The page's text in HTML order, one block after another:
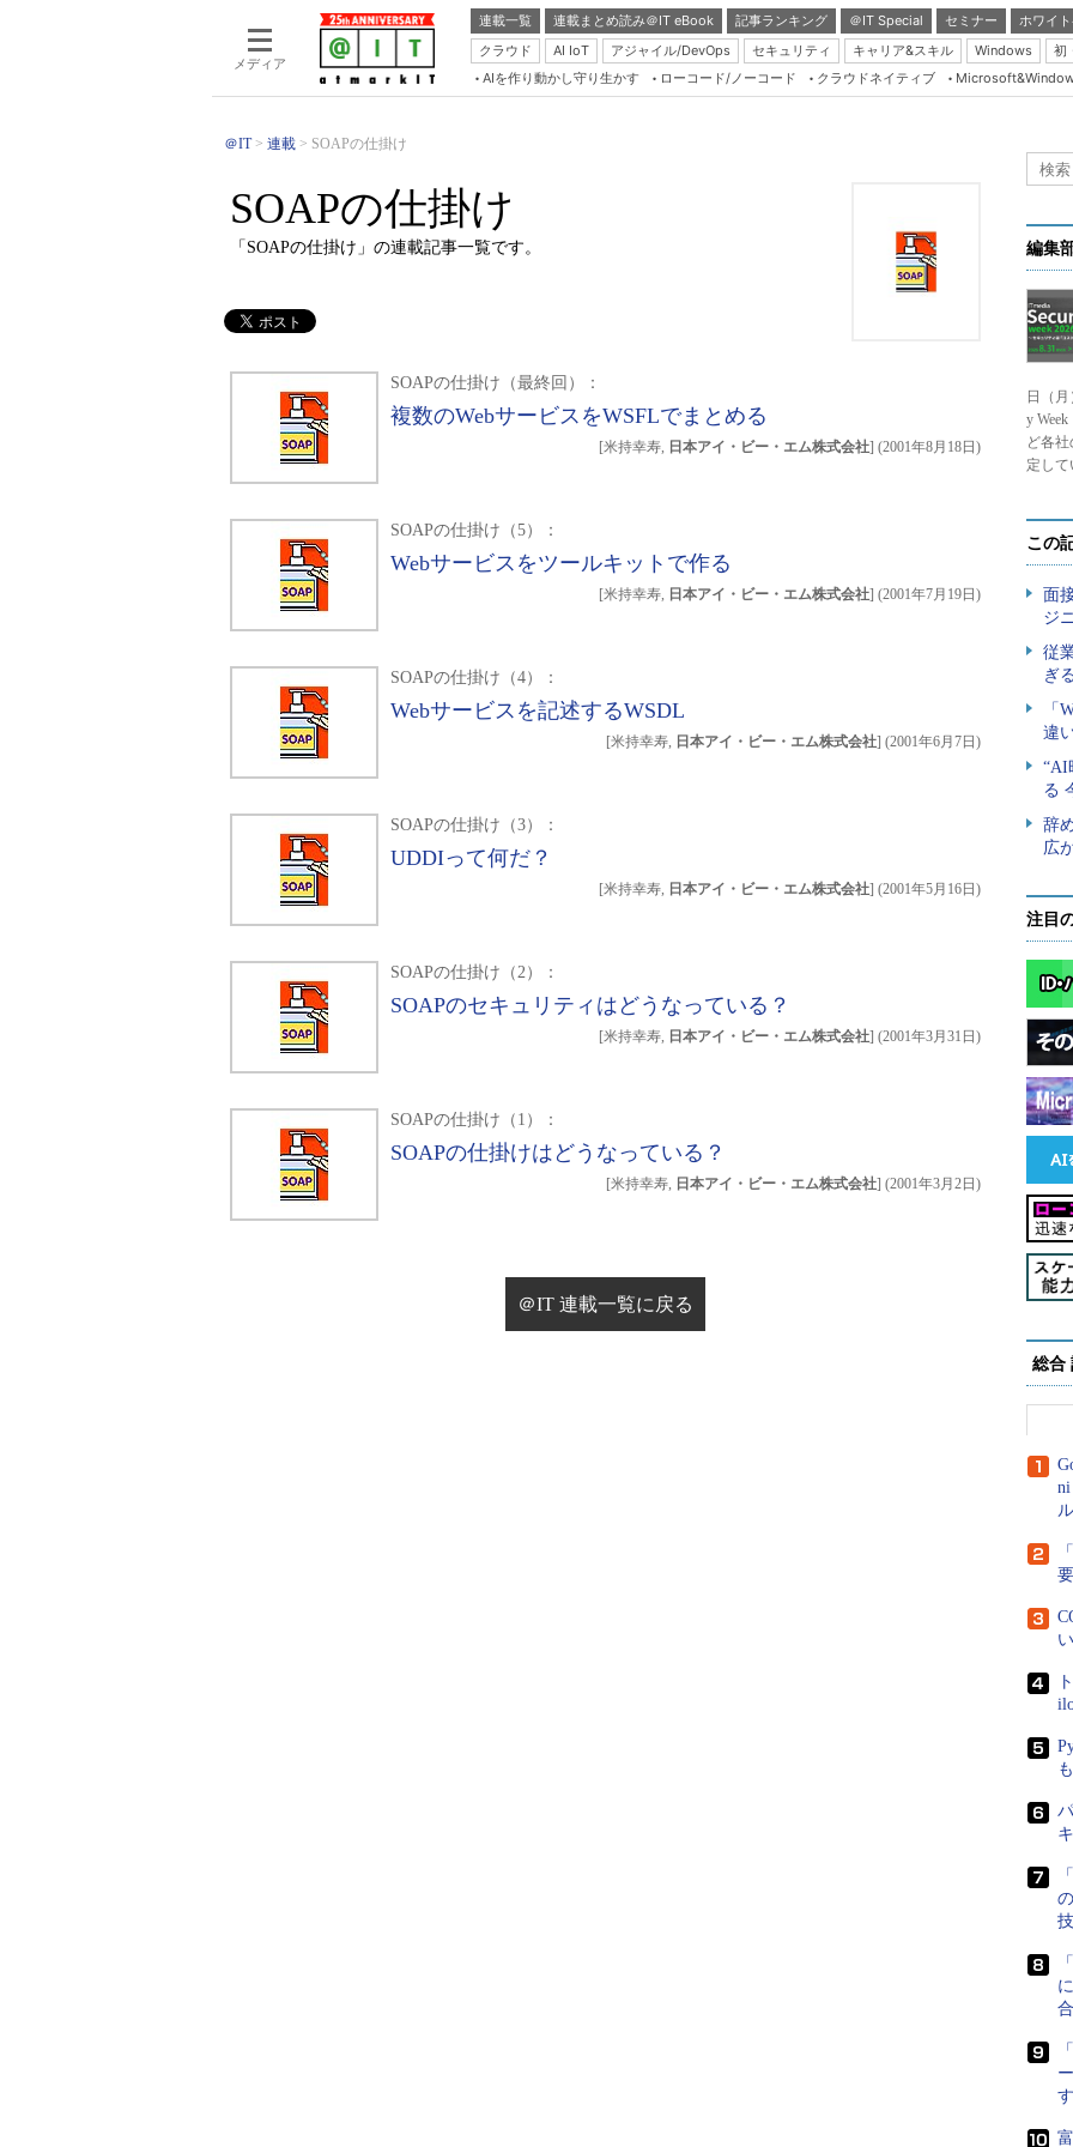
メディア
連載一覧 連載まとめ読み＠IT eBook 記事ランキング ＠IT Special セミナー
ホワイ
クラウド
AI IoT アジャイル/DevOps セキュリティ キャリア&スキル Windows
初
Server & Storage
Master of IP Network
Security & Trust
Test & Tools
AIを作り動かし守り生かす ローコード/ノーコード クラウドネイティブ
＠IT 連載 SOAPの仕掛け
SOAPの仕掛け
「SOAPの仕掛け」の連載記事一覧です。
SOAPの仕掛け（最終回）：
複数のWebサービスをWSFLでまとめる
[米持幸寿, 日本アイ・ビー・エム株式会社] (2001年8月18日 )
SOAPの仕掛け（5）：
Webサービスをツールキットで作る
[米持幸寿, 日本アイ・ビー・エム株式会社] (2001年7月19日 )
SOAPの仕掛け（4）：
Webサービスを記述するWSDL
[米持幸寿, 日本アイ・ビー・エム株式会社] (2001年6月7日 )
SOAPの仕掛け（3）：
UDDIって何だ？
[米持幸寿, 日本アイ・ビー・エム株式会社] (2001年5月16日 )
SOAPの仕掛け（2）：
SOAPのセキュリティはどうなっている？
[米持幸寿, 日本アイ・ビー・エム株式会社] (2001年3月31日 )
SOAPの仕掛け（1）：
SOAPの仕掛けはどうなっている？
[米持幸寿, 日本アイ・ビー・エム株式会社] (2001年3月2日 )
＠IT 連載一覧に戻る
編集
日（
y
ど各
定し
注目
総合